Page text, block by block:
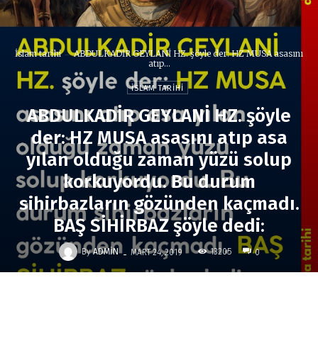
İslam tarihi
ABDULKADİR GEYLANİ HZ. şöyle der: HZ MUSA asasını
atıp...
İSLAM TARIHI
ABDULKADİR GEYLANİ HZ. şöyle
der: HZ MUSA asasını atıp asa
yılan olduğu zaman yüzü solup
korkuyordu. Bu durum
sihirbazların gözünden kaçmadı.
BAŞ SİHİRBAZ şöyle dedi:
By ADMIN - MART 24, 2019 13205 0